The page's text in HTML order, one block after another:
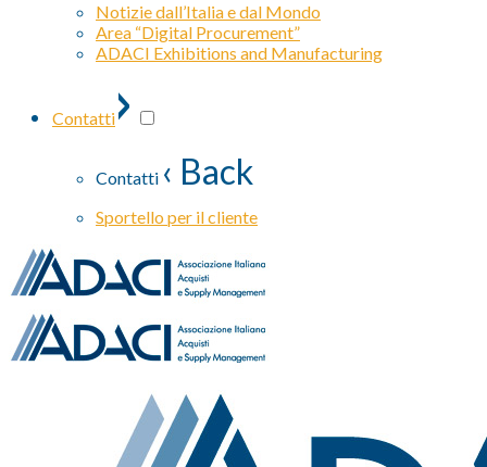
Notizie dall’Italia e dal Mondo
Area “Digital Procurement”
ADACI Exhibitions and Manufacturing
Contatti›
Contatti ‹ Back
Sportello per il cliente